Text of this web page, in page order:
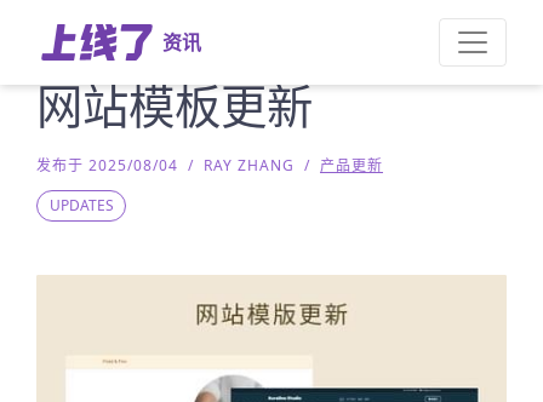
资讯
网站模板更新
发布于 2025/08/04 / RAY ZHANG / 产品更新
UPDATES